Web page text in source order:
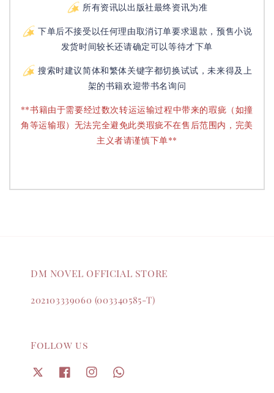
所有资讯以出版社最终资讯为准
下单后不接受以任何理由取消订单要求退款，预售小说
发货时间较长还请确定可以等待才下单
搜索时建议简体和繁体关键字都切换试试，未来得及上
架的书籍欢迎带书名询问
**书籍由于需要经过数次转运运输过程中带来的瑕疵（如撞
角等运输瑕）无法完全避免此类瑕疵不在售后范围内，完美
主义者请谨慎下单**
DM NOVEL OFFICIAL STORE
202103339060 (003340585-T)
Follow us